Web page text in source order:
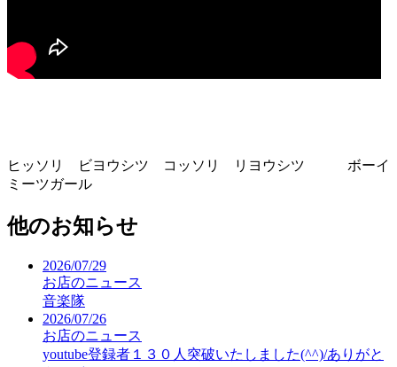
ヒッソリ ビヨウシツ コッソリ リヨウシツ ボーイ
ミーツガール
他のお知らせ
2026/07/29
お店のニュース
音楽隊
2026/07/26
お店のニュース
youtube登録者１３０人突破いたしました(^^)/ありがと